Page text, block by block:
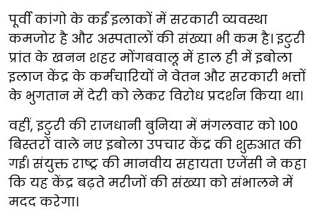
पूर्वी कांगो के कई इलाकों में सरकारी व्यवस्था
कमजोर है और अस्पतालों की संख्या भी कम है। इटुरी
प्रांत के खनन शहर मोंगबवालू में हाल ही में इबोला
इलाज केंद्र के कर्मचारियों ने वेतन और सरकारी भत्तों
के भुगतान में देरी को लेकर विरोध प्रदर्शन किया था।
वहीं, इटुरी की राजधानी बुनिया में मंगलवार को 100
बिस्तरों वाले नए इबोला उपचार केंद्र की शुरुआत की
गई। संयुक्त राष्ट्र की मानवीय सहायता एजेंसी ने कहा
कि यह केंद्र बढ़ते मरीजों की संख्या को संभालने में
मदद करेगा।